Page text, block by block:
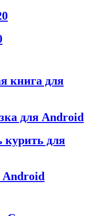
книга для
для Android
курить для
Android